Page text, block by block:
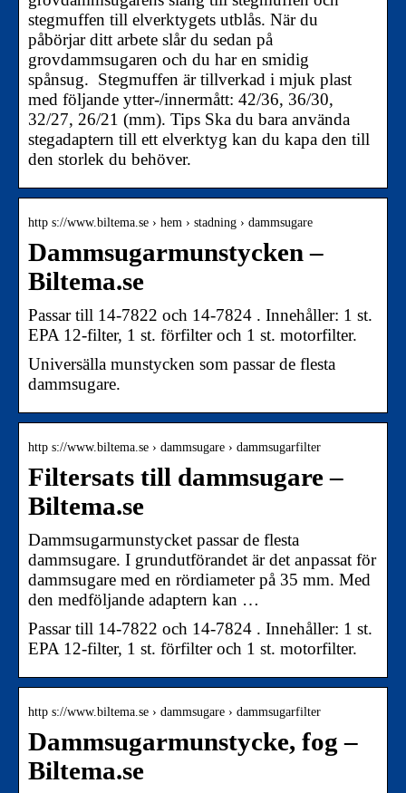
stegmuffen till elverktygets utblås. När du
påbörjar ditt arbete slår du sedan på
grovdammsugaren och du har en smidig
spånsug. Stegmuffen är tillverkad i mjuk plast
med följande ytter-/innermått: 42/36, 36/30,
32/27, 26/21 (mm). Tips Ska du bara använda
stegadaptern till ett elverktyg kan du kapa den till
den storlek du behöver.
http s://www.biltema.se › hem › stadning › dammsugare
Dammsugarmunstycken –
Biltema.se
Passar till 14-7822 och 14-7824 . Innehåller: 1 st.
EPA 12-filter, 1 st. förfilter och 1 st. motorfilter.
Universälla munstycken som passar de flesta
dammsugare.
http s://www.biltema.se › dammsugare › dammsugarfilter
Filtersats till dammsugare –
Biltema.se
Dammsugarmunstycket passar de flesta
dammsugare. I grundutförandet är det anpassat för
dammsugare med en rördiameter på 35 mm. Med
den medföljande adaptern kan …
Passar till 14-7822 och 14-7824 . Innehåller: 1 st.
EPA 12-filter, 1 st. förfilter och 1 st. motorfilter.
http s://www.biltema.se › dammsugare › dammsugarfilter
Dammsugarmunstycke, fog –
Biltema.se